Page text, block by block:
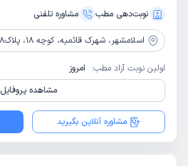
نوبت‌دهی مطب
مشاوره‌ تلفنی
اسلامشهر، شهرک قائمیه، کوچه 18، پلاک8، کلینیک روانشناسی ندای درون من
اولین نوبت آزاد مطب: امروز
مشاهده پروفایل
مشاوره آنلاین بگیرید